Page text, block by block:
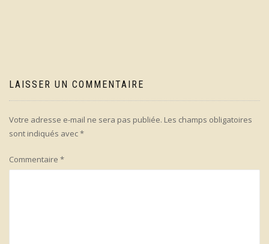
LAISSER UN COMMENTAIRE
Votre adresse e-mail ne sera pas publiée. Les champs obligatoires
sont indiqués avec*
Commentaire *